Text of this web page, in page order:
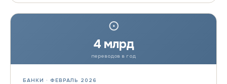
⊙
4 млрд
переводов в год
БАНКИ · ФЕВРАЛЬ 2026